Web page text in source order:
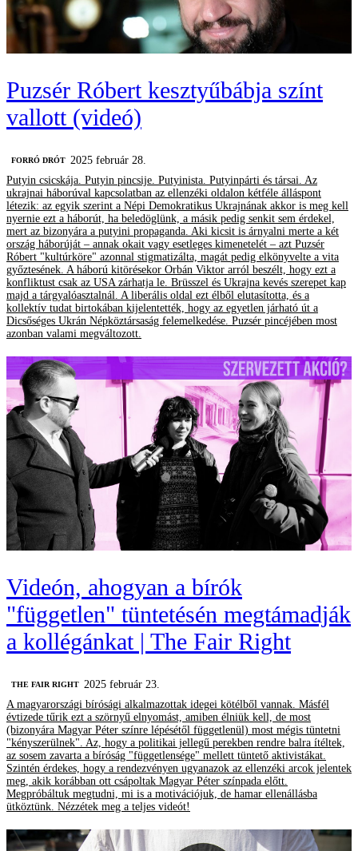
Puzsér Róbert kesztyűbábja színt
vallott (videó)
FORRÓ DRÓT
2025 február 28.
Putyin csicskája. Putyin pincsije. Putyinista. Putyinpárti és társai. Az
ukrajnai háborúval kapcsolatban az ellenzéki oldalon kétféle álláspont
létezik: az egyik szerint a Népi Demokratikus Ukrajnának akkor is meg kell
nyernie ezt a háborút, ha beledöglünk, a másik pedig senkit sem érdekel,
mert az bizonyára a putyini propaganda. Aki kicsit is árnyalni merte a két
ország háborúját – annak okait vagy esetleges kimenetelét – azt Puzsér
Róbert "kultúrköre" azonnal stigmatizálta, magát pedig elkönyvelte a vita
győztesének. A háború kitörésekor Orbán Viktor arról beszélt, hogy ezt a
konfliktust csak az USA zárhatja le. Brüsszel és Ukrajna kevés szerepet kap
majd a tárgyalóasztalnál. A liberális oldal ezt élből elutasította, és a
kollektív tudat birtokában kijelentették, hogy az egyetlen járható út a
Dicsőséges Ukrán Népköztársaság felemelkedése. Puzsér pincéjében most
azonban valami megváltozott.
Videón, ahogyan a bírók
"független" tüntetésén megtámadják
a kollégánkat | The Fair Right
‎THE FAIR RIGHT
2025 február 23.
A magyarországi bírósági alkalmazottak idegei kötélből vannak. Másfél
évtizede tűrik ezt a szörnyű elnyomást, amiben élniük kell, de most
(bizonyára Magyar Péter színre lépésétől függetlenül) most mégis tüntetni
"kényszerülnek". Az, hogy a politikai jellegű perekben rendre balra ítéltek,
az sosem zavarta a bíróság "függetlensége" mellett tüntető aktivistákat.
Szintén érdekes, hogy a rendezvényen ugyanazok az ellenzéki arcok jelentek
meg, akik korábban ott csápoltak Magyar Péter színpada előtt.
Megpróbáltuk megtudni, mi is a motivációjuk, de hamar ellenállásba
ütköztünk. Nézzétek meg a teljes videót!